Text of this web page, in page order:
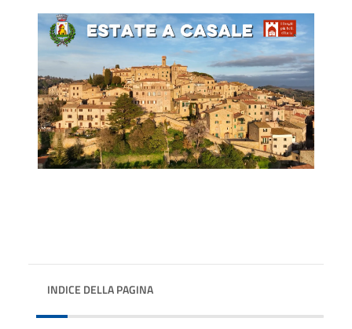
INDICE DELLA PAGINA